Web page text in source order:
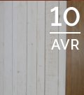
10
AVR